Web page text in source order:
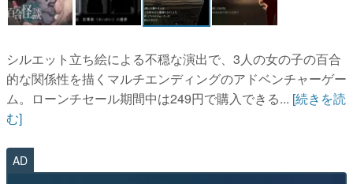
アプリレビュー
その他
電ファミニコゲーマーとは？
シルエット立ち絵による不穏な演出で、3人の女の子の百合
的な関係性を描くマルチエンディングのアドベンチャーゲー
ム。ローンチセール期間中は249円で購入できる... [続きを読
む]
AD